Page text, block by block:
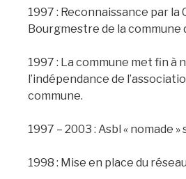
1997 : Reconnaissance par
Bourgmestre de la commune
1997 : La commune met fin
l’indépendance de
commune.
1997 – 2003 : Asbl « nomade
1998 : Mise en place du